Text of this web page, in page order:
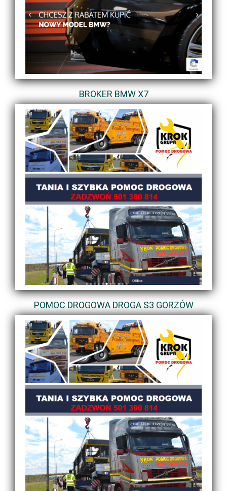
BROKER BMW X7
POMOC DROGOWA DROGA S3 GORZÓW